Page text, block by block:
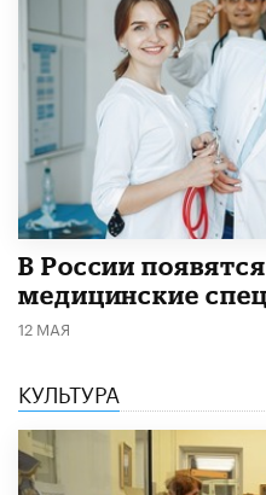
В России
медицинские
12 МАЯ
КУЛЬТУРА